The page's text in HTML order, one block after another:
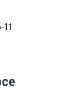
11